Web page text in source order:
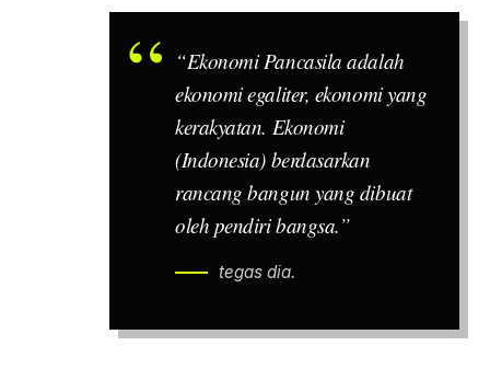
“Ekonomi Pancasila adalah
ekonomi egaliter, ekonomi yang
kerakyatan. Ekonomi
(Indonesia) berdasarkan
rancang bangun yang dibuat
oleh pendiri bangsa.”
tegas dia.